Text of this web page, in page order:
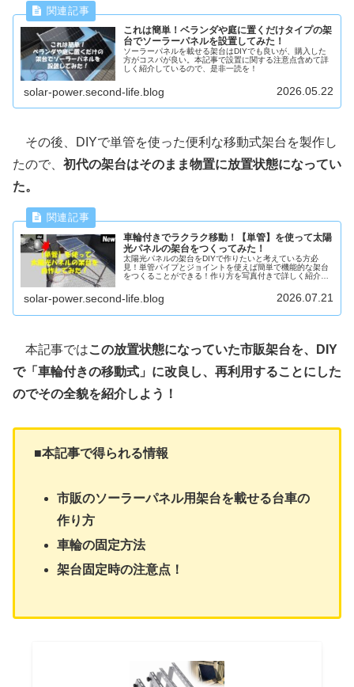
これは簡単！ベランダや庭に置くだけタイプの架
台でソーラーパネルを設置してみた！
ソーラーパネルを載せる架台はDIYでも良いが、購入した
方がコスパが良い。本記事で設置に関する注意点含めて詳
しく紹介しているので、是非一読を！
solar-power.second-life.blog 2026.05.22
その後、DIYで単管を使った便利な移動式架台を製作し
たので、 初代の架台はそのまま物置に放置状態になってい
た。
車輪付きでラクラク移動！【単管】を使って太陽
光パネルの架台をつくってみた！
太陽光パネルの架台をDIYで作りたいと考えている方必
見！単管パイプとジョイントを使えば簡単で機能的な架台
をつくることができる！作り方を写真付きで詳しく紹介！
solar-power.second-life.blog 2026.07.21
本記事ではこの放置状態になっていた市販架台を、DIY
で「車輪付きの移動式」に改良し、再利用することにした
のでその全貌を紹介しよう！
■本記事で得られる情報
市販のソーラーパネル用架台を載せる台車の
作り方
車輪の固定方法
架台固定時の注意点！